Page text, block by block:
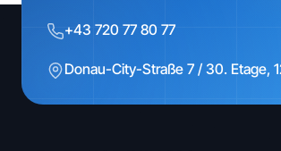
+43 720 77 80 77
Donau-City-Straße 7 / 30. Etage,